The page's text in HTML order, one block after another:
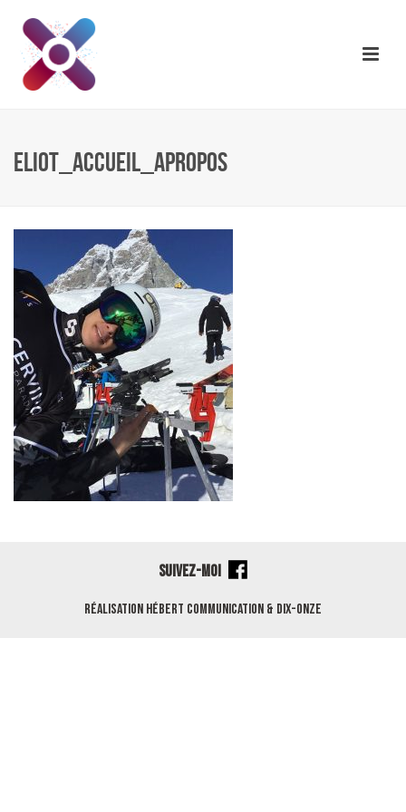
ELIOT_ACCUEIL_APROPOS
SUIVEZ-MOI
Réalisation Hébert Communication & Dix-Onze